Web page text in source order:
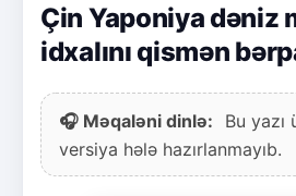
Çin Yaponiya dəniz
idxalını qismən
🎧 Məqaləni dinlə:
Bu yazı
versiya hələ hazırlanmayıb.